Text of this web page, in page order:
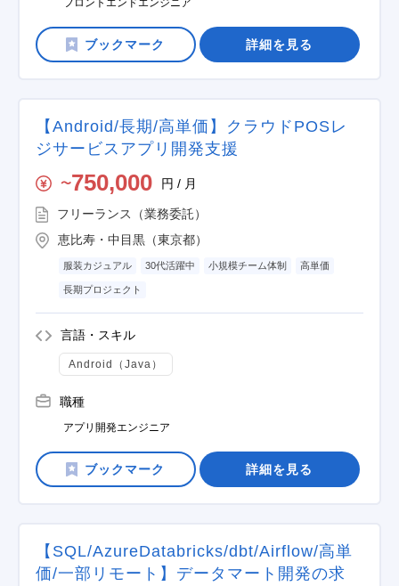
フロントエンドエンジニア
詳細を見る
【Android/長期/高単価】クラウドPOSレ
ジサービスアプリ開発支援
〜750,000 円 / 月
フリーランス（業務委託）
恵比寿・中目黒（東京都）
服装カジュアル 30代活躍中 小規模チーム体制 高単価
長期プロジェクト
言語・スキル
Android（Java）
職種
アプリ開発エンジニア
詳細を見る
【SQL/AzureDatabricks/dbt/Airflow/高単
価/一部リモート】データマート開発の求